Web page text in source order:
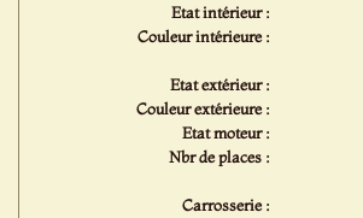
Etat intérieur :
Couleur intérieure :
Etat extérieur :
Couleur extérieure :
Etat moteur :
Nbr de places :
Carrosserie :